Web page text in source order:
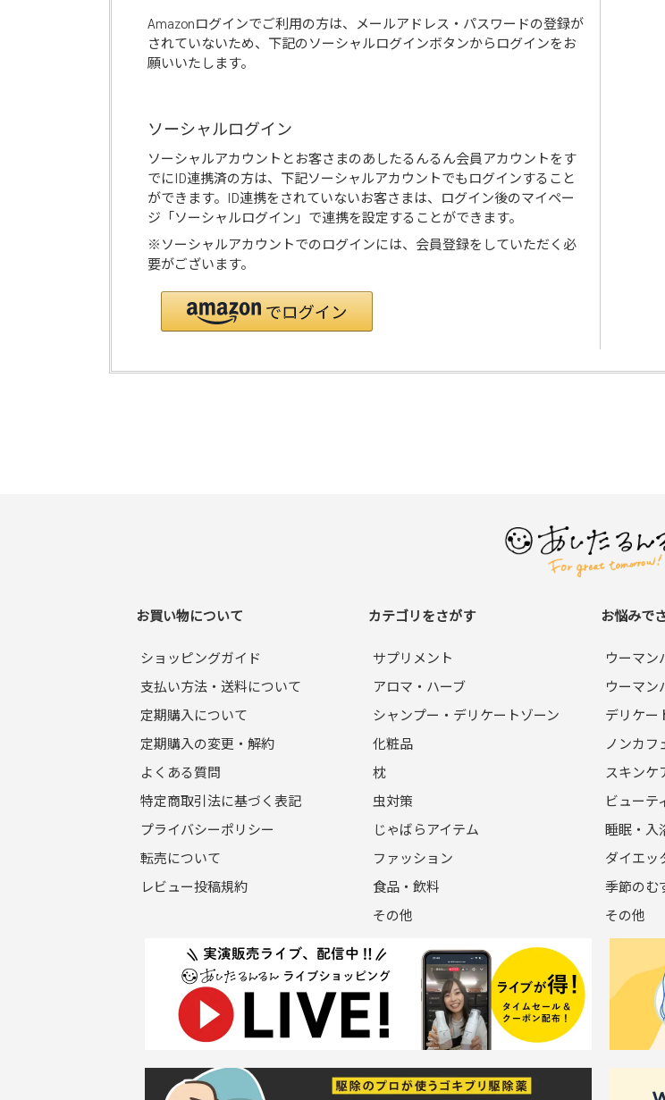
Amazonログインでご利用の方は、メールアドレス・パスワードの登録が
されていないため、下記のソーシャルログインボタンからログインをお
願いいたします。
ソーシャルログイン
ソーシャルアカウントとお客さまのあしたるんるん会員アカウントをす
でにID連携済の方は、下記ソーシャルアカウントでもログインすること
ができます。ID連携をされていないお客さまは、ログイン後のマイペー
ジ「ソーシャルログイン」で連携を設定することができます。
※ソーシャルアカウントでのログインには、会員登録をしていただく必
要がございます。
お買い物について
ショッピングガイド
支払い方法・送料について
定期購入について
定期購入の変更・解約
よくある質問
特定商取引法に基づく表記
プライバシーポリシー
転売について
レビュー投稿規約
カテゴリをさがす
サプリメント
アロマ・ハーブ
シャンプー・デリケートゾーン
化粧品
枕
虫対策
じゃばらアイテム
ファッション
食品・飲料
その他
お悩みで
ウーマン
ウーマン
デリケー
ノンカフ
スキンケ
ビューテ
睡眠・入
ダイエッ
季節のむ
その他